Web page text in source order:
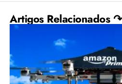
Artigos Relacionados ↷